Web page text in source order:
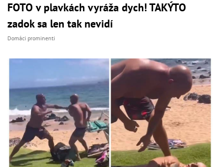
FOTO v plavkách vyráža dych! TAKÝTO
zadok sa len tak nevidí
Domáci prominenti